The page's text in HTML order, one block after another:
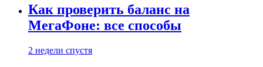
Как проверить баланс на
МегаФоне: все способы
2 недели спустя